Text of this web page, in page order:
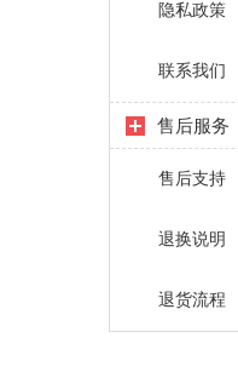
隐私政策
联系我们
售后服务
售后支持
退换说明
退货流程